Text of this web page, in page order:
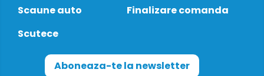
Scaune auto
Scutece
Finalizare comanda
Aboneaza-te la newsletter